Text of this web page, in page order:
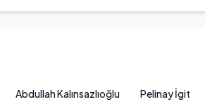
Abdullah Kalınsazlıoğlu Pelinay İgit